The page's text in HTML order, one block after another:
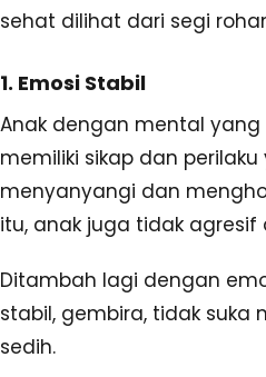
sehat dilihat dari segi
1. Emosi Stabil
Anak dengan mental
memiliki sikap dan perilaku
menyanyangi dan
itu, anak juga tidak
Ditambah lagi dengan
stabil, gembira, tidak
sedih.